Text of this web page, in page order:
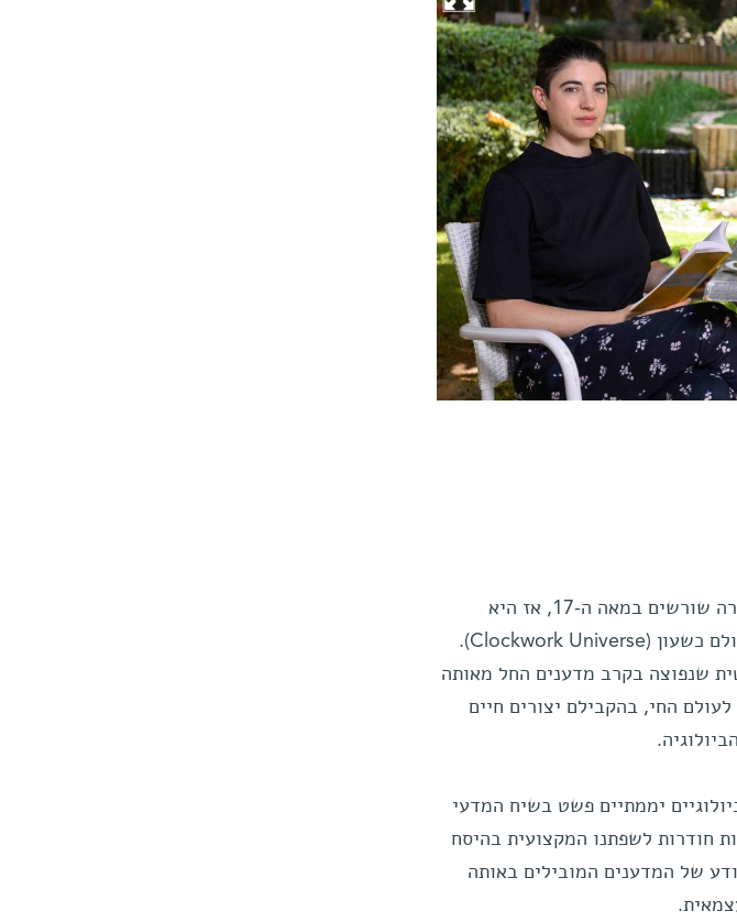
בתחילה, התחקנו אחר תולדותיה של מטפורת השעון. גילינו שלמטפורה שורשים במאה ה-17, אז היא
שימשה את חסידי המהפכה המדעית ככלי רטורי ורעיוני מרכזי – העולם כשעון (Clockwork Universe).
שנפוצה בקרב מדענים החל מאותה
החי, בהקבילם יצורים חיים
יממתיים פשט בשיח המדעי
חודרות לשפתנו המקצועית בהיסח
של המדענים המובילים באותה